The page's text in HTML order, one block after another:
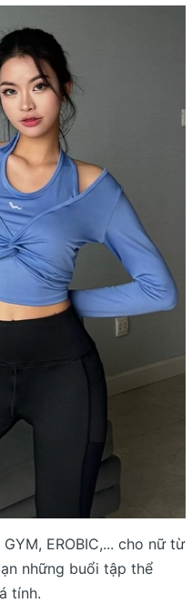
EROBIC,... cho nữ từ
những buổi tập thể
tính.